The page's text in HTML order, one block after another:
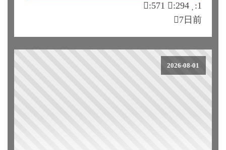
:571 :294 :1
7日前
2026-08-01